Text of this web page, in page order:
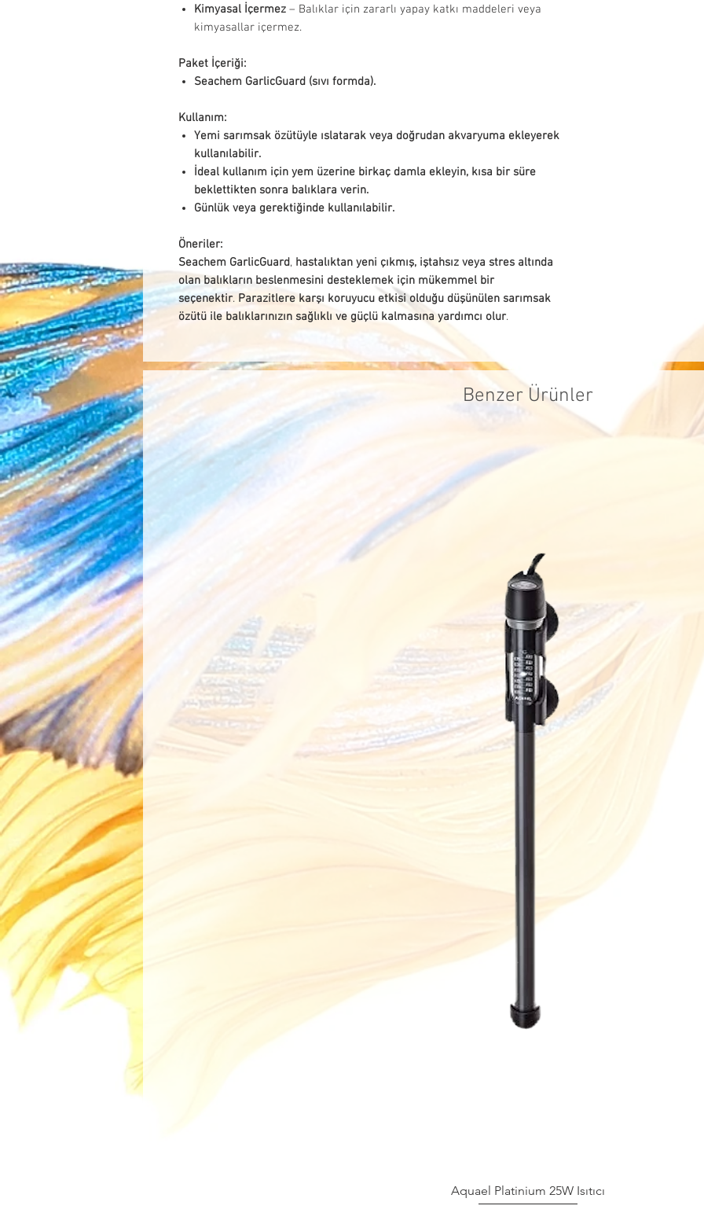
Kimyasal İçermez – Balıklar için zararlı yapay katkı maddeleri veya
kimyasallar içermez.
Paket İçeriği:
Seachem GarlicGuard (sıvı formda).
Kullanım:
Yemi sarımsak özütüyle ıslatarak veya doğrudan akvaryuma ekleyerek
kullanılabilir.
İdeal kullanım için yem üzerine birkaç damla ekleyin, kısa bir süre
beklettikten sonra balıklara verin.
Günlük veya gerektiğinde kullanılabilir.
Öneriler:
Seachem GarlicGuard, hastalıktan yeni çıkmış, iştahsız veya stres altında
olan balıkların beslenmesini desteklemek için mükemmel bir
seçenektir. Parazitlere karşı koruyucu etkisi olduğu düşünülen sarımsak
özütü ile balıklarınızın sağlıklı ve güçlü kalmasına yardımcı olur.
firmaları
tarafımızca
Benzer Ürünler
Hızlı Bakış
Aquael Platinium 25W Isıtıcı